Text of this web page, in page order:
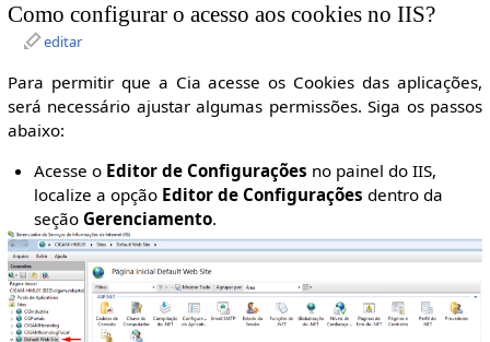
Como configurar o acesso aos cookies no IIS?
editar
Para permitir que a Cia acesse os Cookies das aplicações,
será necessário ajustar algumas permissões. Siga os passos
abaixo:
Acesse o Editor de Configurações no painel do IIS,
localize a opção Editor de Configurações dentro da
seçãoGerenciamento.